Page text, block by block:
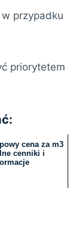
przypadku
priorytetem
cena za m3
cenniki i